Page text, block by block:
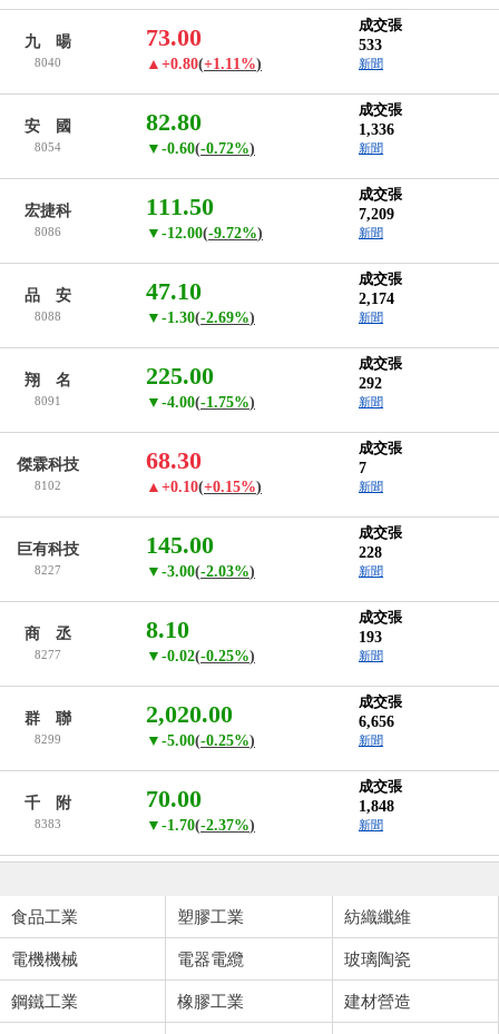
九 暘
8040
73.00
▲+0.80(+1.11%)
成交張
533
新聞
安 國
8054
82.80
▼-0.60(-0.72%)
成交張
1,336
新聞
宏捷科
8086
111.50
▼-12.00(-9.72%)
成交張
7,209
新聞
品 安
8088
47.10
▼-1.30(-2.69%)
成交張
2,174
新聞
翔 名
8091
225.00
▼-4.00(-1.75%)
成交張
292
新聞
傑霖科技
8102
68.30
▲+0.10(+0.15%)
成交張
7
新聞
巨有科技
8227
145.00
▼-3.00(-2.03%)
成交張
228
新聞
商 丞
8277
8.10
▼-0.02(-0.25%)
成交張
193
新聞
群 聯
8299
2,020.00
▼-5.00(-0.25%)
成交張
6,656
新聞
千 附
8383
70.00
▼-1.70(-2.37%)
成交張
1,848
新聞
食品工業 塑膠工業 紡織纖維
電機機械 電器電纜 玻璃陶瓷
鋼鐵工業 橡膠工業 建材營造